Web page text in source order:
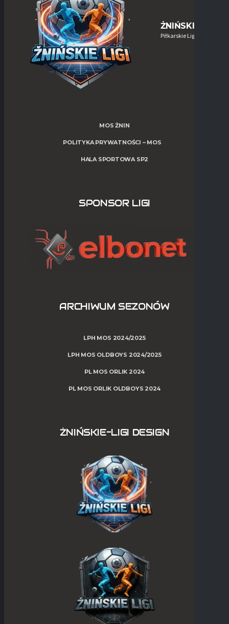
ŻNIŃSKIE-LIGI
Piłkarskie Ligi w Żninie
MOS ŻNIN
POLITYKA PRYWATNOŚCI – MOS
HALA SPORTOWA SP2
SPONSOR LIGI
ARCHIWUM SEZONÓW
LPH MOS 2024/2025
LPH MOS OLDBOYS 2024/2025
PL MOS ORLIK 2024
PL MOS ORLIK OLDBOYS 2024
ŻNIŃSKIE-LIGI DESIGN